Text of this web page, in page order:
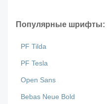
Популярные шрифты:
PF Tilda
PF Tesla
Open Sans
Bebas Neue Bold